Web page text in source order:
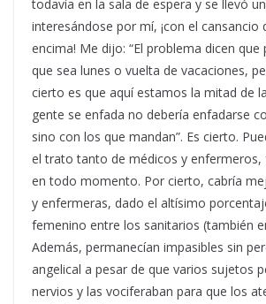
todavía en la sala de espera y se llevó
interesándose por mí, ¡con el cansancio
encima! Me dijo: “El problema dicen que
que sea lunes o vuelta de vacaciones,
cierto es que aquí estamos la mitad de
gente se enfada no debería enfadarse
sino con los que mandan”. Es cierto.
el trato tanto de médicos y enfermeros,
en todo momento. Por cierto, cabría
y enfermeras, dado el altísimo
femenino entre los sanitarios (también
Además, permanecían impasibles sin
angelical a pesar de que varios sujetos
nervios y las vociferaban para que los